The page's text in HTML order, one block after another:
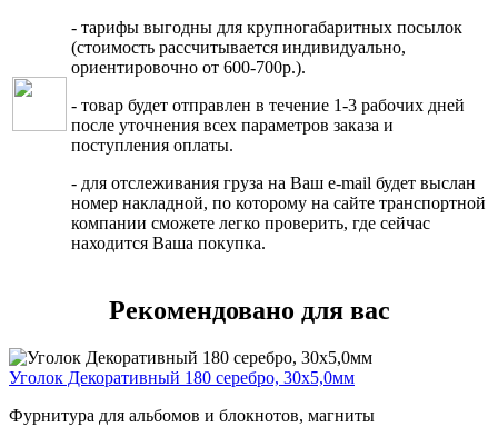
- тарифы выгодны для крупногабаритных посылок
(стоимость рассчитывается индивидуально,
ориентировочно от 600-700р.).
- товар будет отправлен в течение 1-3 рабочих дней
после уточнения всех параметров заказа и
поступления оплаты.
- для отслеживания груза на Ваш e-mail будет выслан
номер накладной, по которому на сайте транспортной
компании сможете легко проверить, где сейчас
находится Ваша покупка.
Рекомендовано для вас
Уголок Декоративный 180 серебро, 30x5,0мм
Фурнитура для альбомов и блокнотов, магниты